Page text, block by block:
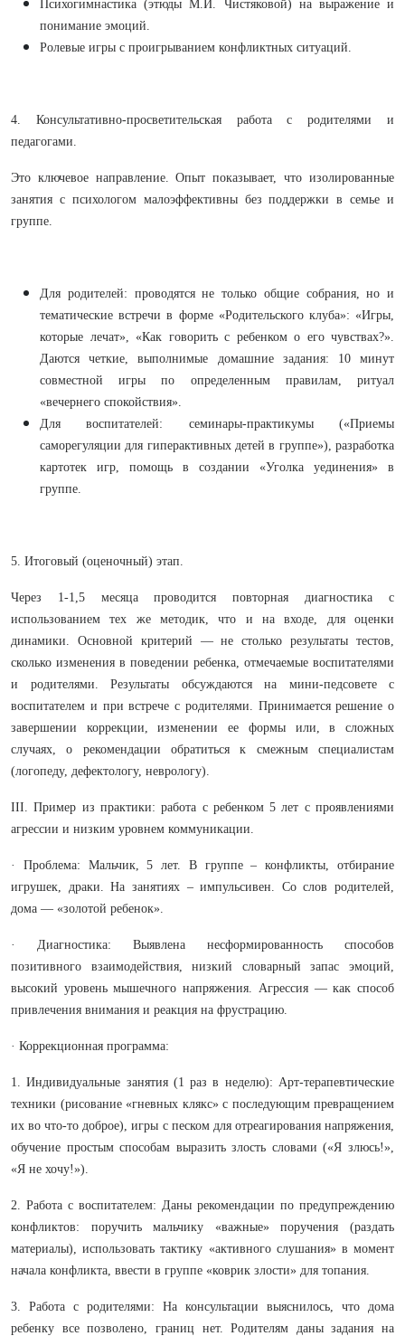
Психогимнастика (этюды М.И. Чистяковой) на выражение и
понимание эмоций.
Ролевые игры с проигрыванием конфликтных ситуаций.
4. Консультативно-просветительская работа с родителями и
педагогами.
Это ключевое направление. Опыт показывает, что изолированные
занятия с психологом малоэффективны без поддержки в семье и
группе.
Для родителей: проводятся не только общие собрания, но и
тематические встречи в форме «Родительского клуба»: «Игры,
которые лечат», «Как говорить с ребенком о его чувствах?».
Даются четкие, выполнимые домашние задания: 10 минут
совместной игры по определенным правилам, ритуал
«вечернего спокойствия».
Для воспитателей: семинары-практикумы («Приемы
саморегуляции для гиперактивных детей в группе»), разработка
картотек игр, помощь в создании «Уголка уединения» в
группе.
5. Итоговый (оценочный) этап.
Через 1-1,5 месяца проводится повторная диагностика с
использованием тех же методик, что и на входе, для оценки
динамики. Основной критерий — не столько результаты тестов,
сколько изменения в поведении ребенка, отмечаемые воспитателями
и родителями. Результаты обсуждаются на мини-педсовете с
воспитателем и при встрече с родителями. Принимается решение о
завершении коррекции, изменении ее формы или, в сложных
случаях, о рекомендации обратиться к смежным специалистам
(логопеду, дефектологу, неврологу).
III. Пример из практики: работа с ребенком 5 лет с проявлениями
агрессии и низким уровнем коммуникации.
· Проблема: Мальчик, 5 лет. В группе – конфликты, отбирание
игрушек, драки. На занятиях – импульсивен. Со слов родителей,
дома — «золотой ребенок».
· Диагностика: Выявлена несформированность способов
позитивного взаимодействия, низкий словарный запас эмоций,
высокий уровень мышечного напряжения. Агрессия — как способ
привлечения внимания и реакция на фрустрацию.
· Коррекционная программа:
1. Индивидуальные занятия (1 раз в неделю): Арт-терапевтические
техники (рисование «гневных клякс» с последующим превращением
их во что-то доброе), игры с песком для отреагирования напряжения,
обучение простым способам выразить злость словами («Я злюсь!»,
«Я не хочу!»).
2. Работа с воспитателем: Даны рекомендации по предупреждению
конфликтов: поручить мальчику «важные» поручения (раздать
материалы), использовать тактику «активного слушания» в момент
начала конфликта, ввести в группе «коврик злости» для топания.
3. Работа с родителями: На консультации выяснилось, что дома
ребенку все позволено, границ нет. Родителям даны задания на